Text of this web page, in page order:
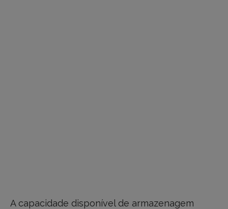
A capacidade disponível de armazenagem